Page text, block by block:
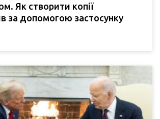
Як створити копії
за допомогою застосунку